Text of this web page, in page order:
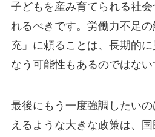
子どもを産み育てられる社
れるべきです。労働力不足
充」に頼ることは、長期的
なう可能性もあるのではない
最後にもう一度強調したい
えるような大きな政策は、